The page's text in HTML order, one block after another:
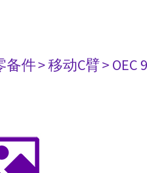
备件> 移动C臂> OEC